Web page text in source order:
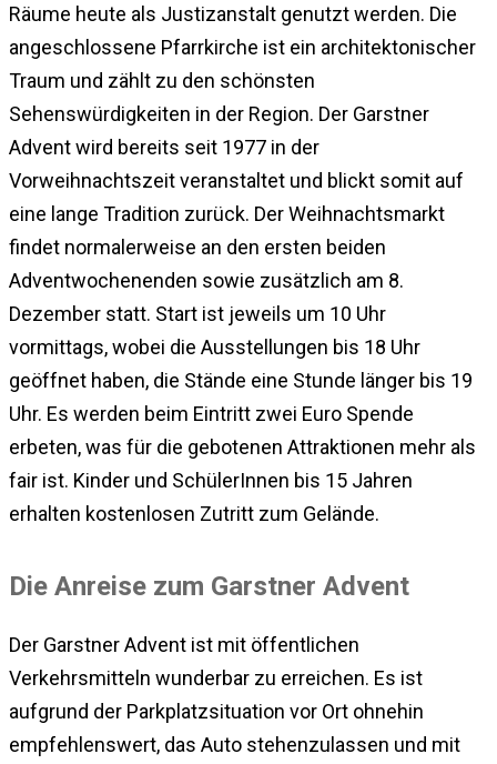
Räume heute als Justizanstalt genutzt werden. Die
angeschlossene Pfarrkirche ist ein architektonischer
Traum und zählt zu den schönsten
Sehenswürdigkeiten in der Region. Der Garstner
Advent wird bereits seit 1977 in der
Vorweihnachtszeit veranstaltet und blickt somit auf
eine lange Tradition zurück. Der Weihnachtsmarkt
findet normalerweise an den ersten beiden
Adventwochenenden sowie zusätzlich am 8.
Dezember statt. Start ist jeweils um 10 Uhr
vormittags, wobei die Ausstellungen bis 18 Uhr
geöffnet haben, die Stände eine Stunde länger bis 19
Uhr. Es werden beim Eintritt zwei Euro Spende
erbeten, was für die gebotenen Attraktionen mehr als
fair ist. Kinder und SchülerInnen bis 15 Jahren
erhalten kostenlosen Zutritt zum Gelände.
Die Anreise zum Garstner Advent
Der Garstner Advent ist mit öffentlichen
Verkehrsmitteln wunderbar zu erreichen. Es ist
aufgrund der Parkplatzsituation vor Ort ohnehin
empfehlenswert, das Auto stehenzulassen und mit